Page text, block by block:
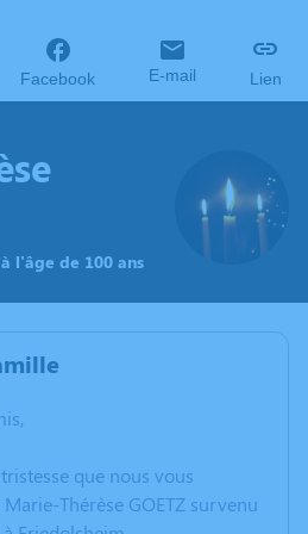
Facebook E-mail Lien
l'âge de 100 ans
que nous vous
Thérèse GOETZ survenu